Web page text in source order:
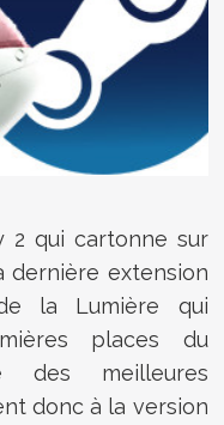
2 qui cartonne sur
dernière extension
la Lumière qui
places du
des meilleures
donc à la version